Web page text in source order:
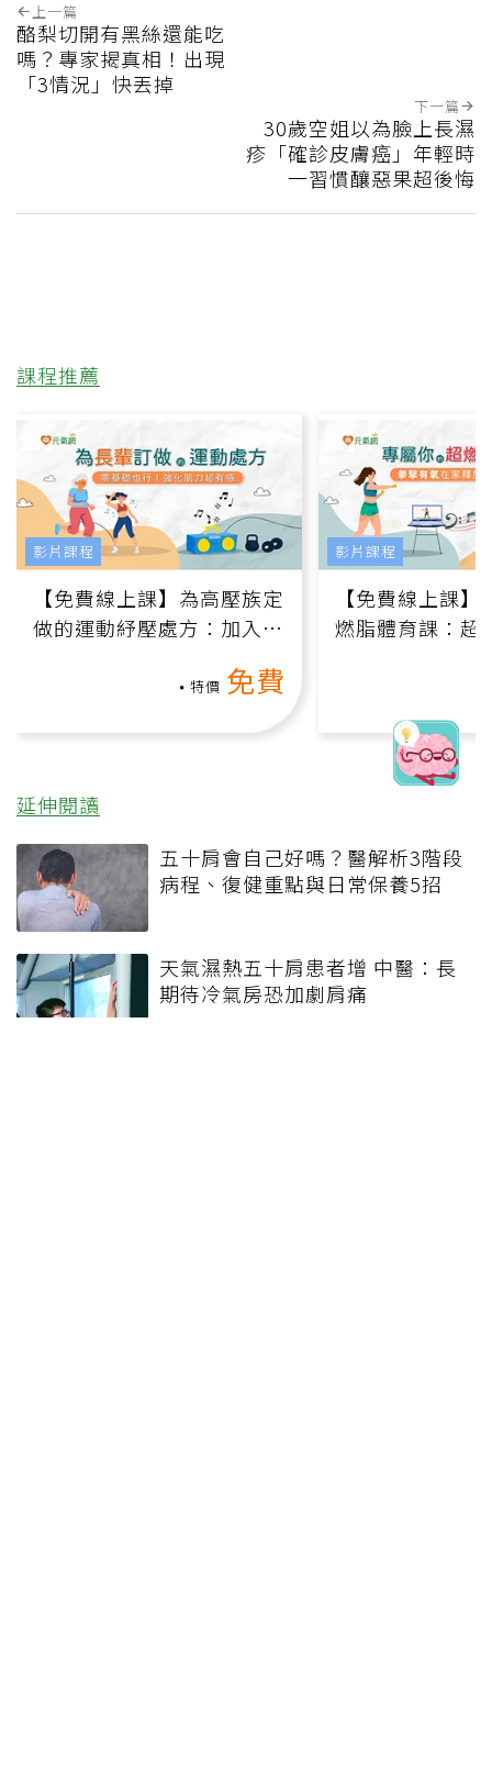
上一篇
酪梨切開有黑絲還能吃
嗎？專家揭真相！出現
「3情況」快丟掉
下一篇
30歲空姐以為臉上長濕
疹「確診皮膚癌」年輕時
一習慣釀惡果超後悔
課程推薦
【免費線上課】為高壓族定
做的運動紓壓處方：加入行
特價 免費
影片課程
【免費線上課
燃脂體育課：超
影片課程
延伸閱讀
五十肩會自己好嗎？醫解析3階段
病程、復健重點與日常保養5招
天氣濕熱五十肩患者增 中醫：長
期待冷氣房恐加劇肩痛